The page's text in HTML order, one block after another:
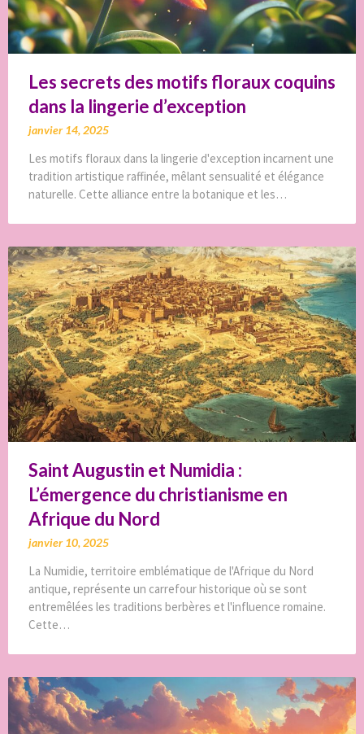
Les secrets des motifs floraux coquins
dans la lingerie d’exception
janvier 14, 2025
Les motifs floraux dans la lingerie d'exception incarnent une
tradition artistique raffinée, mêlant sensualité et élégance
naturelle. Cette alliance entre la botanique et les…
Saint Augustin et Numidia :
L’émergence du christianisme en
Afrique du Nord
janvier 10, 2025
La Numidie, territoire emblématique de l'Afrique du Nord
antique, représente un carrefour historique où se sont
entremêlées les traditions berbères et l'influence romaine.
Cette…